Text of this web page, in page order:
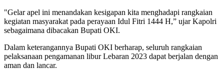
"Gelar apel ini menandakan kesigapan kita menghadapi rangkaian
kegiatan masyarakat pada perayaan Idul Fitri 1444 H,” ujar Kapolri
sebagaimana dibacakan Bupati OKI.
Dalam keterangannya Bupati OKI berharap, seluruh rangkaian
pelaksanaan pengamanan libur Lebaran 2023 dapat berjalan dengan
aman dan lancar.